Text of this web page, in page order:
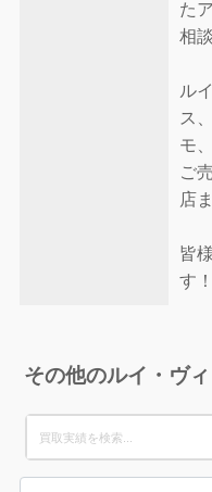
た
相
ル
ス
モ
ご
店
皆
す！
その他のルイ・ヴ
for: